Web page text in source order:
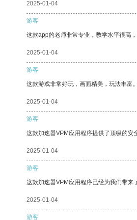
2025-01-04
游客
这款app的老师非常专业，教学水平很高
2025-01-04
游客
这款游戏非常好玩，画面精美，玩法丰富
2025-01-04
游客
这款加速器VPM应用程序提供了顶级的安
2025-01-04
游客
这款加速器VPM应用程序已经为我们带来
2025-01-04
游客